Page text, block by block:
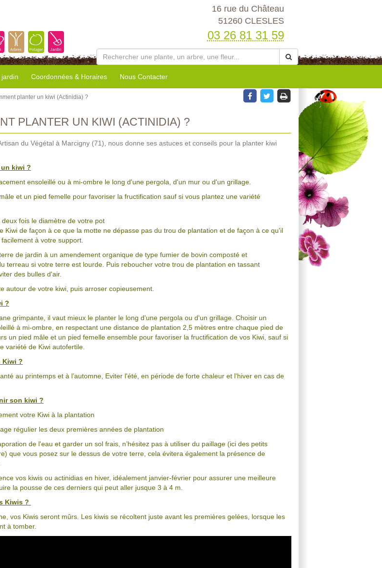
16 rue du Château
51260 CLESLES
03 26 81 31 59
Coordonnées & Horaires Nous Contacter
planter un kiwi (Actinidia) ?
PLANTER UN KIWI (ACTINIDIA) ?
du Végétal à Marcigny (71), nous donne ses astuces et conseils pour la planter kiwi
kiwi ?
ensoleillé ou à mi-ombre le long d'une pergola, d'un mur ou d'un grillage.
et un pied femelle pour favoriser la fructification sauf si vous plantez une variété
fois le diamètre de votre pot
Kiwi de façon à ce que la motte ne dépasse pas du trou de plantation et de façon à ce qu'il
à votre support.
de jardin à un amendement organique de type fumier de bovin composté et
terreau si votre terre est lourde. Puis reboucher votre trou de plantation en tassant
des bulles d'air.
autour de votre kiwi, puis arroser copieusement.
?
grimpante, il vaut mieux le planter le long d'une pergola ou d'un grillage. Choisir un
à mi-ombre, en respectant une distance de plantation 2,5 mètres entre chaque pied de
un pied mâle et un pied femelle ensemble pour favoriser la fructification de vos Kiwi, sauf si
variété de Kiwi autofertile.
Kiwi ?
au printemps et à l’automne, Eviter l'été, en période de forte chaleur et l'hiver en cas de
son kiwi ?
votre Kiwi à la plantation
régulier les deux premières années de plantation
de l'eau et garder un sol frais, n’hésitez pas à utiliser du paillage (ici des petits
que vous posez sur le dessus de votre terre, cela évitera également la présence de
vos kiwis ou actinidias en hiver, idéalement janvier-février pour assurer une meilleure
la pousse de ces derniers qui peut aller jusque 3 à 4 m.
Kiwis ?
vos Kiwis seront mûrs. Les kiwis se récoltent juste avant les premières gelées, lorsque les
à tomber.